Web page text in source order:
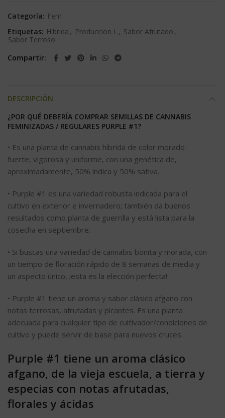
Categoría: Fem
Etiquetas: Hibrida , Produccion L , Sabor Afrutado ,
Sabor Terroso
Compartir
DESCRIPCIÓN
¿POR QUÉ DEBERÍA COMPRAR SEMILLAS DE CANNABIS
FEMINIZADAS / REGULARES PURPLE #1?
• Es una planta de cannabis híbrida de color morado
fuerte, vigorosa y uniforme, con una genética de,
aproximadamente, 50% índica y 50% sativa.
• Purple #1 es una variedad robusta indicada para el
cultivo en exterior e invernadero; también da buenos
resultados como planta de guerrilla y está lista para la
cosecha en septiembre.
• Si buscas una variedad de cannabis bonita y morada, con
un tiempo de floración rápido de 8 semanas de media y
un aspecto único, ¡esta es la elección perfecta!
• Purple #1 tiene un aroma y sabor clásico afgano con
notas terrosas, afrutadas y picantes. Es una planta
adecuada para cualquier tipo de cultivador/condiciones de
cultivo y puede servir de base para nuevos cruces.
Purple #1 tiene un aroma clásico
afgano, de la vieja escuela, a tierra y
especias con notas afrutadas,
florales y ácidas